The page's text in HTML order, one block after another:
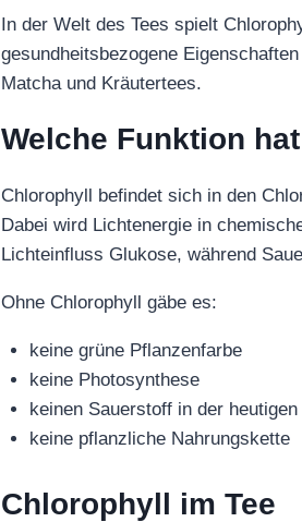
In der Welt des Tees spielt
gesundheitsbezogene
Matcha und Kräutertees.
Welche Funktion
Chlorophyll befindet sich in den
Dabei wird Lichtenergie in
Lichteinfluss Glukose, während
Ohne Chlorophyll gäbe es:
keine grüne Pflanzenfarbe
keine Photosynthese
keinen Sauerstoff in der heutigen
keine pflanzliche Nahrungskette
Chlorophyll im Tee